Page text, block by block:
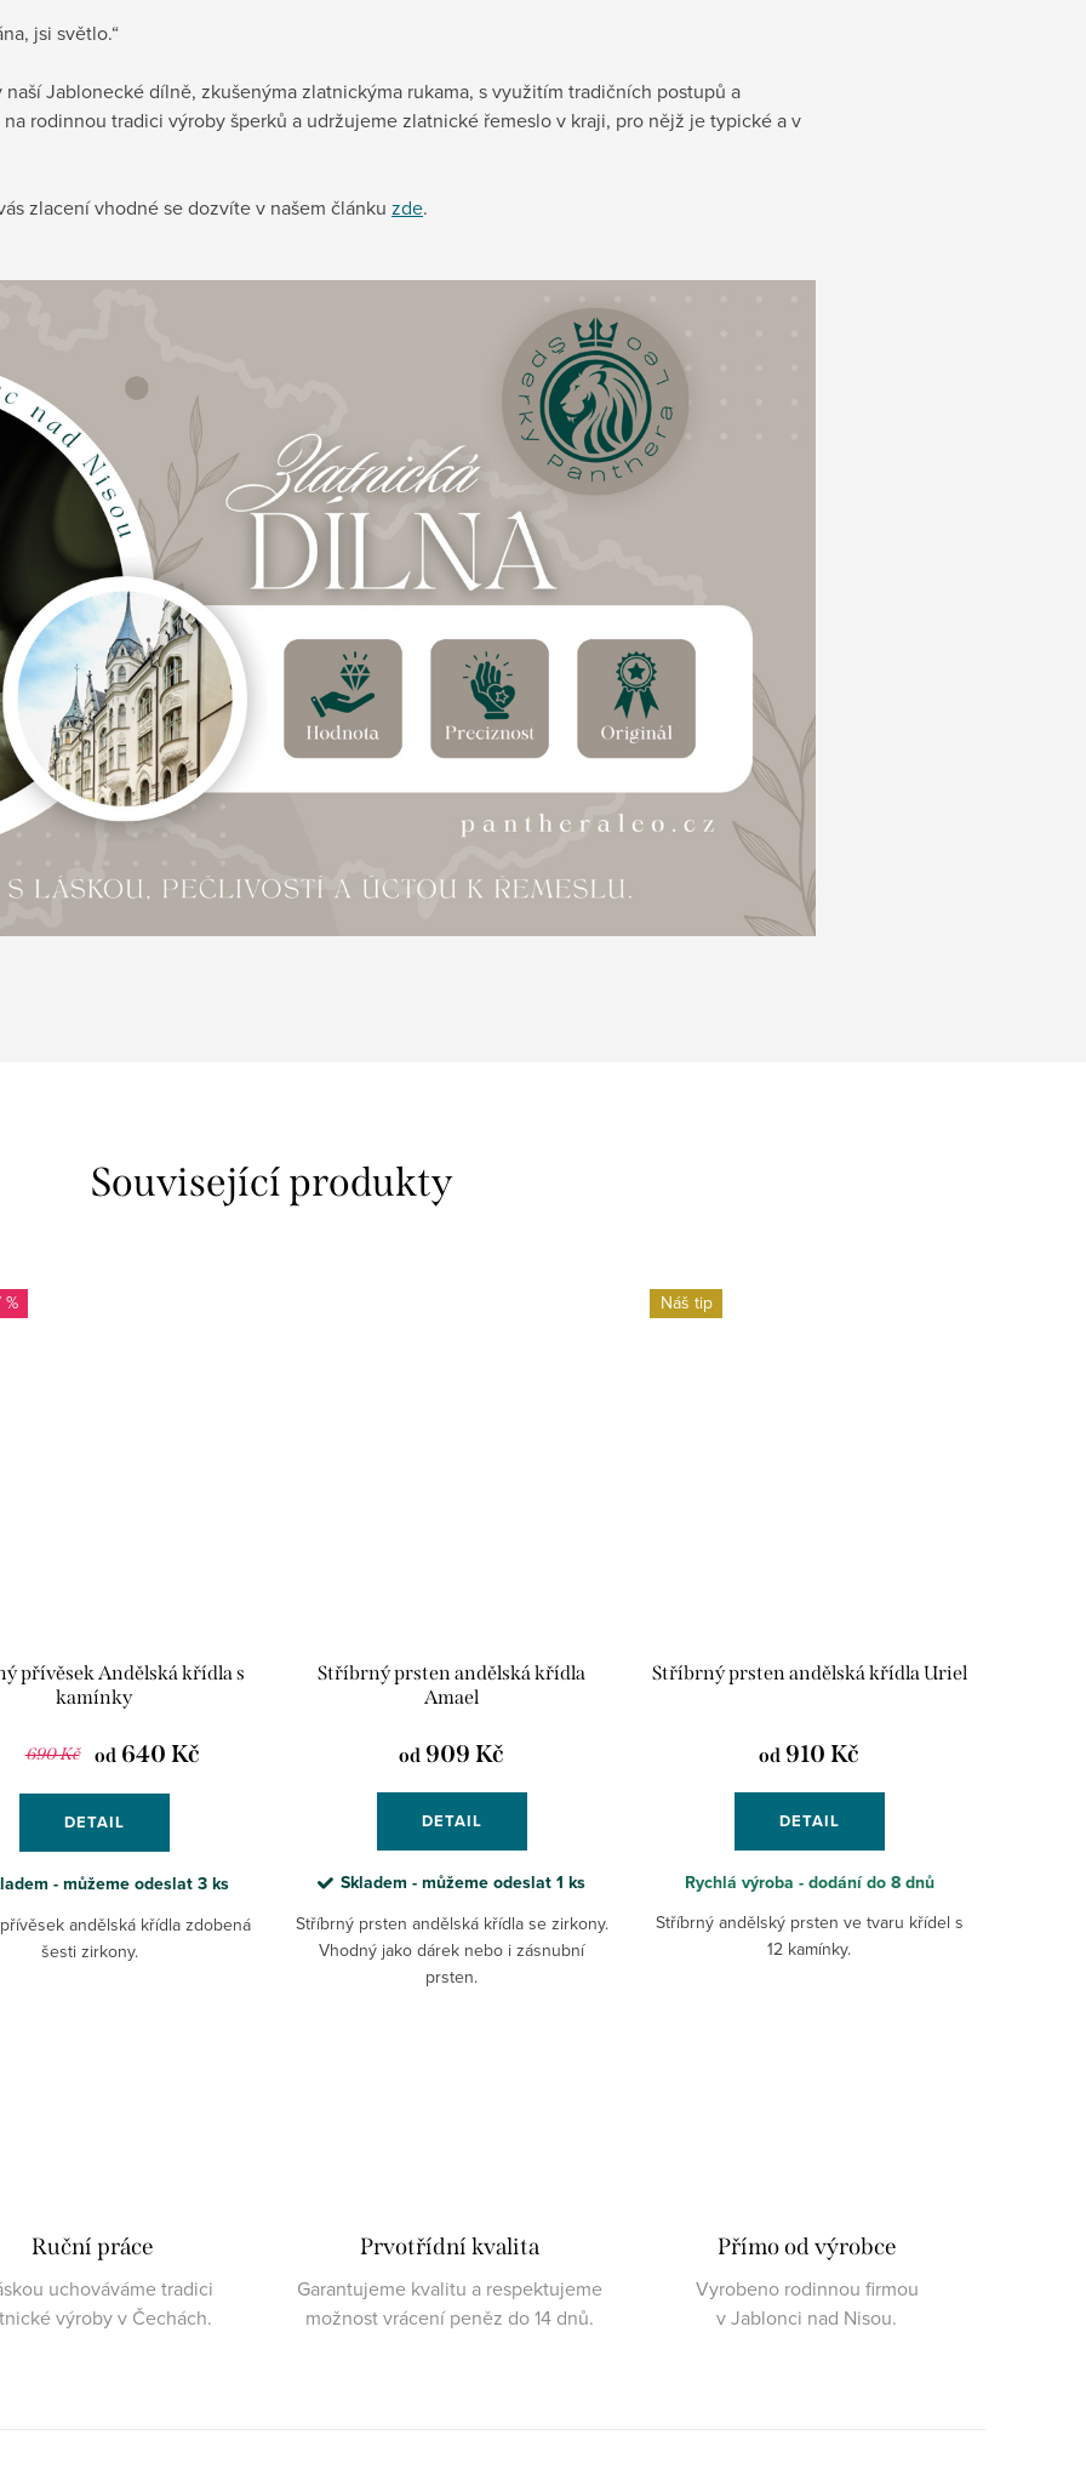
jsi světlo.“
Jablonecké dílně, zkušenýma zlatnickýma rukama, s využitím tradičních postupů a
rodinnou tradici výroby šperků a udržujeme zlatnické řemeslo v kraji, pro nějž je typické a v
zlacení vhodné se dozvíte v našem článku zde.
Související produkty
%
přívěsek Andělská křídla s
kamínky
690 Kč od 640 Kč
DETAIL
- můžeme odeslat 3 ks
andělská křídla zdobená
šesti zirkony.
Stříbrný prsten andělská křídla
Amael
od 909 Kč
DETAIL
Skladem - můžeme odeslat 1 ks
Stříbrný prsten andělská křídla se zirkony.
Vhodný jako dárek nebo i zásnubní
prsten.
Náš tip
Stříbrný prsten andělská křídla Uriel
od 910 Kč
DETAIL
Rychlá výroba - dodání do 8 dnů
Stříbrný andělský prsten ve tvaru křídel s
12 kamínky.
Ruční práce
uchováváme tradici
výroby v Čechách.
Prvotřídní kvalita
Garantujeme kvalitu a respektujeme
možnost vrácení peněz do 14 dnů.
Přímo od výrobce
Vyrobeno rodinnou firmou
v Jablonci nad Nisou.